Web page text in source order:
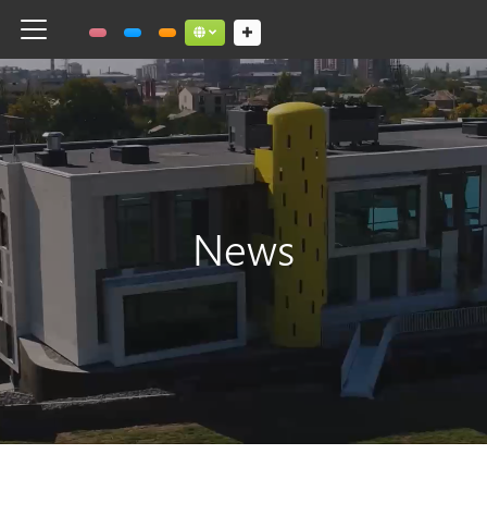
Toggle navigation Social links dropdown button
News